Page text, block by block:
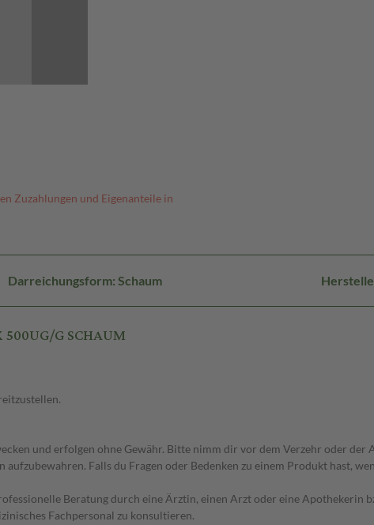
Zuzahlungen und Eigenanteile in
Darreichungsform: Schaum
G SCHAUM
und erfolgen ohne Gewähr. Bitte nimm dir vor dem Verzehr oder
Falls du Fragen oder Bedenken zu einem Produkt hast,
Beratung durch eine Ärztin, einen Arzt oder eine Apothekerin
Fachpersonal zu konsultieren.